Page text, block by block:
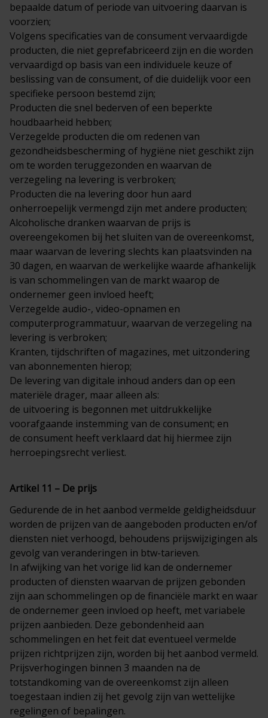
bepaalde datum of periode van uitvoering daarvan is
voorzien;
Volgens specificaties van de consument vervaardigde
producten, die niet geprefabriceerd zijn en die worden
vervaardigd op basis van een individuele keuze of
beslissing van de consument, of die duidelijk voor een
specifieke persoon bestemd zijn;
Producten die snel bederven of een beperkte
houdbaarheid hebben;
Verzegelde producten die om redenen van
gezondheidsbescherming of hygiëne niet geschikt zijn
om te worden teruggezonden en waarvan de
verzegeling na levering is verbroken;
Producten die na levering door hun aard
onherroepelijk vermengd zijn met andere producten;
Alcoholische dranken waarvan de prijs is
overeengekomen bij het sluiten van de overeenkomst,
maar waarvan de levering slechts kan plaatsvinden na
30 dagen, en waarvan de werkelijke waarde afhankelijk
is van schommelingen van de markt waarop de
ondernemer geen invloed heeft;
Verzegelde audio-, video-opnamen en
computerprogrammatuur, waarvan de verzegeling na
levering is verbroken;
Kranten, tijdschriften of magazines, met uitzondering
van abonnementen hierop;
De levering van digitale inhoud anders dan op een
materiële drager, maar alleen als:
de uitvoering is begonnen met uitdrukkelijke
voorafgaande instemming van de consument; en
de consument heeft verklaard dat hij hiermee zijn
herroepingsrecht verliest.
Artikel 11 – De prijs
Gedurende de in het aanbod vermelde geldigheidsduur
worden de prijzen van de aangeboden producten en/of
diensten niet verhoogd, behoudens prijswijzigingen als
gevolg van veranderingen in btw-tarieven.
In afwijking van het vorige lid kan de ondernemer
producten of diensten waarvan de prijzen gebonden
zijn aan schommelingen op de financiële markt en waar
de ondernemer geen invloed op heeft, met variabele
prijzen aanbieden. Deze gebondenheid aan
schommelingen en het feit dat eventueel vermelde
prijzen richtprijzen zijn, worden bij het aanbod vermeld.
Prijsverhogingen binnen 3 maanden na de
totstandkoming van de overeenkomst zijn alleen
toegestaan indien zij het gevolg zijn van wettelijke
regelingen of bepalingen.